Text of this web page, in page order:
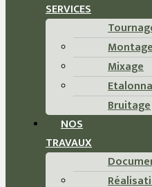
SERVICES
Mixage
Bruitage
NOS
TRAVAUX